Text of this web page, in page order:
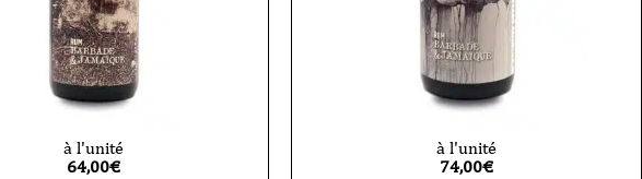
à l'unité
64,00€
à l'unité
74,00€